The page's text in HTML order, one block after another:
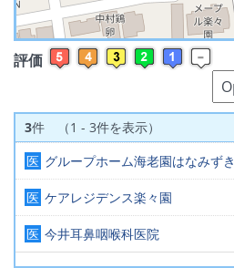
評価
3件 （1 - 3件を表示）
医 グループホーム海老園はなみずき
医 ケアレジデンス楽々園
医 今井耳鼻咽喉科医院